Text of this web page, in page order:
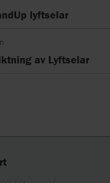
lyftselar
av Lyftselar